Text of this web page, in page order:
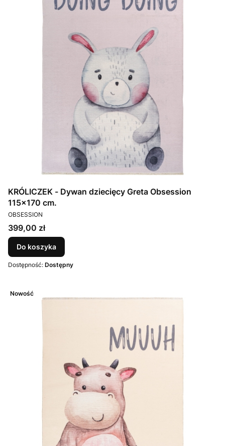
KRÓLICZEK - Dywan dziecięcy Greta Obsession
115x170 cm.
PRODUCENT
OBSESSION
Cena
399,00 zł
Do koszyka
Dostępność: Dostępny
Nowość